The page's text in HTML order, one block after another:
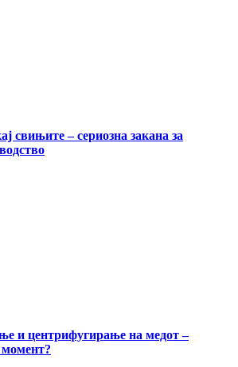
свињите – сериозна закана за
и центрифугирање на медот –
момент?